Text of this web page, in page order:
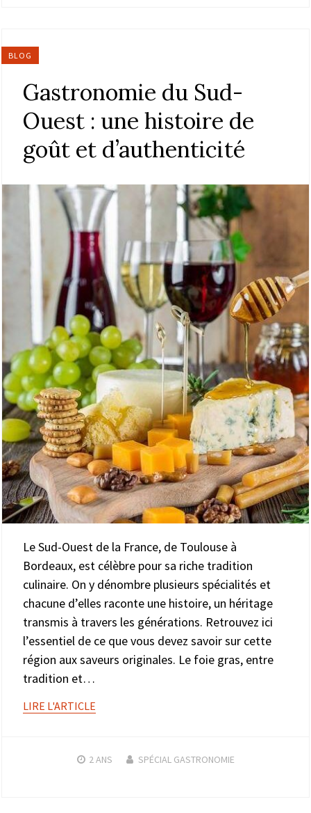
BLOG
Gastronomie du Sud-
Ouest : une histoire de
goût et d’authenticité
Le Sud-Ouest de la France, de Toulouse à
Bordeaux, est célèbre pour sa riche tradition
culinaire. On y dénombre plusieurs spécialités et
chacune d’elles raconte une histoire, un héritage
transmis à travers les générations. Retrouvez ici
l’essentiel de ce que vous devez savoir sur cette
région aux saveurs originales. Le foie gras, entre
tradition et…
LIRE L'ARTICLE
2 ANS SPÉCIAL GASTRONOMIE